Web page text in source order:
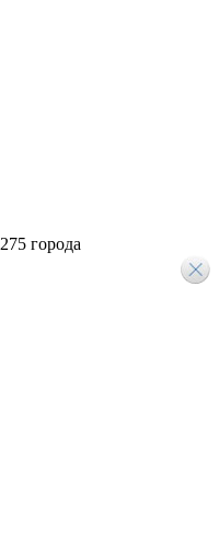
275 города